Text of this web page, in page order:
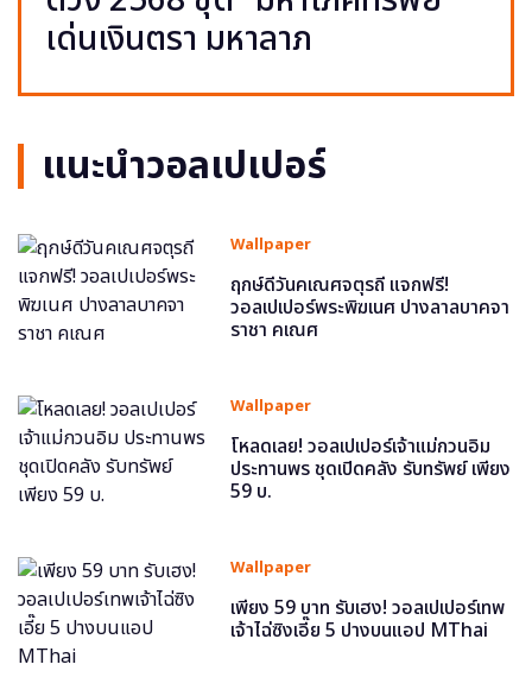
เด่นเงินตรา มหาลาภ
แนะนำวอลเปเปอร์
Wallpaper
ฤกษ์ดีวันคเณศจตุรถี แจกฟรี!
วอลเปเปอร์พระพิฆเนศ ปางลาลบาคจา
ราชา คเณศ
Wallpaper
โหลดเลย! วอลเปเปอร์เจ้าแม่กวนอิม
ประทานพร ชุดเปิดคลัง รับทรัพย์ เพียง
59 บ.
Wallpaper
เพียง 59 บาท รับเฮง! วอลเปเปอร์เทพ
เจ้าไฉ่ซิงเอี๊ย 5 ปางบนแอป MThai